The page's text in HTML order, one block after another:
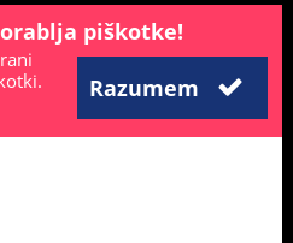
piškotke!
Razumem